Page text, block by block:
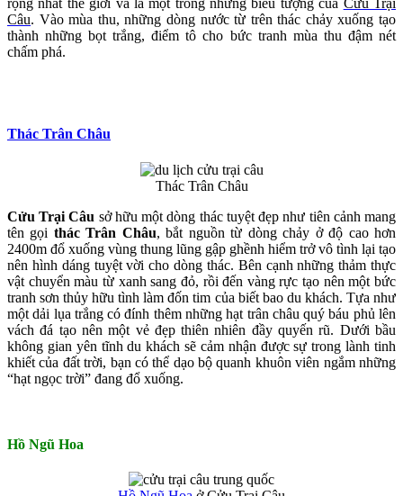
rộng nhất thế giới và là một trong những biểu tượng của Cửu Trại
Câu. Vào mùa thu, những dòng nước từ trên thác chảy xuống tạo
thành những bọt trắng, điểm tô cho bức tranh mùa thu đậm nét
chấm phá.
Thác Trân Châu
Thác Trân Châu
Cửu Trại Câu sở hữu một dòng thác tuyệt đẹp như tiên cảnh mang
tên gọi thác Trân Châu, bắt nguồn từ dòng chảy ở độ cao hơn
2400m đổ xuống vùng thung lũng gập ghềnh hiểm trở vô tình lại tạo
nên hình dáng tuyệt vời cho dòng thác. Bên cạnh những thảm thực
vật chuyển màu từ xanh sang đỏ, rồi đến vàng rực tạo nên một bức
tranh sơn thủy hữu tình làm đốn tim của biết bao du khách. Tựa như
một dải lụa trắng có đính thêm những hạt trân châu quý báu phủ lên
vách đá tạo nên một vẻ đẹp thiên nhiên đầy quyến rũ. Dưới bầu
không gian yên tĩnh du khách sẽ cảm nhận được sự trong lành tinh
khiết của đất trời, bạn có thể dạo bộ quanh khuôn viên ngắm những
“hạt ngọc trời” đang đổ xuống.
Hồ Ngũ Hoa